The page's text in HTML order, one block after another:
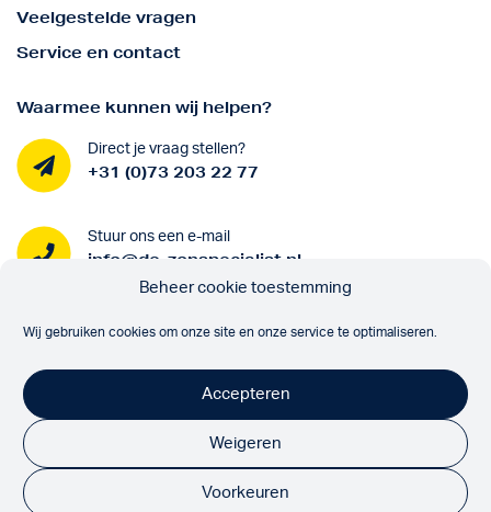
Beheer cookie toestemming
Wij gebruiken cookies om onze site en onze service te optimaliseren.
Accepteren
Weigeren
Voorkeuren
Veelgestelde vragen
Service en contact
Waarmee kunnen wij helpen?
Direct je vraag stellen?
+31 (0)73 203 22 77
Stuur ons een e-mail
info@de-zonspecialist.nl
Onze partners
Volg ons